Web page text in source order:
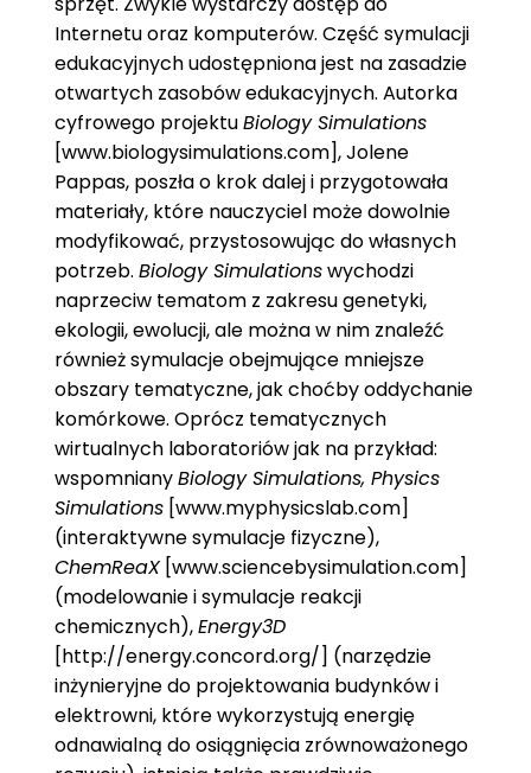
Internetu oraz komputerów. Część symulacji
edukacyjnych udostępniona jest na zasadzie
otwartych zasobów edukacyjnych. Autorka
cyfrowego projektuBiology Simulations
[www.biologysimulations.com], Jolene
Pappas, poszła o krok dalej i przygotowała
materiały, które nauczyciel może dowolnie
modyfikować, przystosowując do własnych
potrzeb. Biology Simulationswychodzi
naprzeciw tematom z zakresu genetyki,
ekologii, ewolucji, ale można w nim znaleźć
również symulacje obejmujące mniejsze
obszary tematyczne, jak choćby oddychanie
komórkowe. Oprócz tematycznych
wirtualnych laboratoriów jak na przykład:
wspomnianyBiology Simulations, Physics
Simulations[www.myphysicslab.com]
(interaktywne symulacje fizyczne),
ChemReaX[www.sciencebysimulation.com]
(modelowanie i symulacje reakcji
chemicznych),Energy3D
[http://energy.concord.org/] (narzędzie
inżynieryjne do projektowania budynków i
elektrowni, które wykorzystują energię
odnawialną do osiągnięcia zrównoważonego